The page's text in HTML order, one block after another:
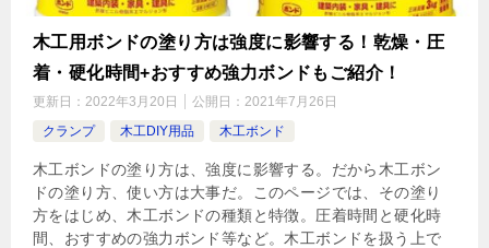
木工用ボンドの塗り方は強度に影響する！乾燥・圧
着・硬化時間+おすすめ強力ボンドもご紹介！
更新日： 2022年3月20日 公開日： 2021年7月26日
クランプ
木工DIY用品 木工ボンド
木工ボンドの塗り方は、強度に影響する。だから木工ボン
ドの塗り方、使い方は大事だ。このページでは、その塗り
方をはじめ、木工ボンドの種類と特徴。圧着時間と硬化時
間、おすすめの強力ボンド等など。木工ボンドを扱う上で